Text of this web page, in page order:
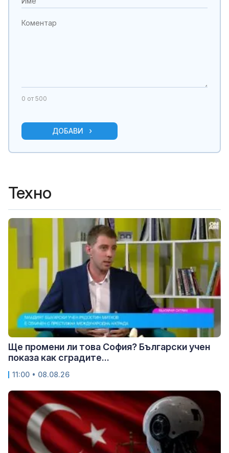
0 от 500
ДОБАВИ
Техно
Ще промени ли това София? Български учен
показа как сградите...
11:00 • 08.08.26